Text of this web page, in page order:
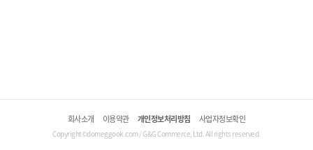
회사소개 이용약관 개인정보처리방침 사업자정보확인
Copyright©domeggook.com / G&G Commerce, Ltd. All rights reserved.